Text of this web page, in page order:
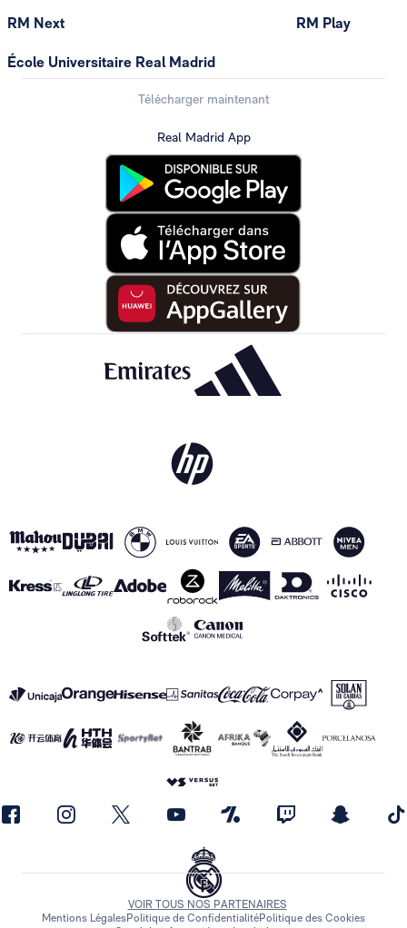
RM Next
École Universitaire Real Madrid
RM Play
Télécharger maintenant
Real Madrid App
VOIR TOUS NOS PARTENAIRES
Mentions LégalesPolitique de ConfidentialitéPolitique des Cookies